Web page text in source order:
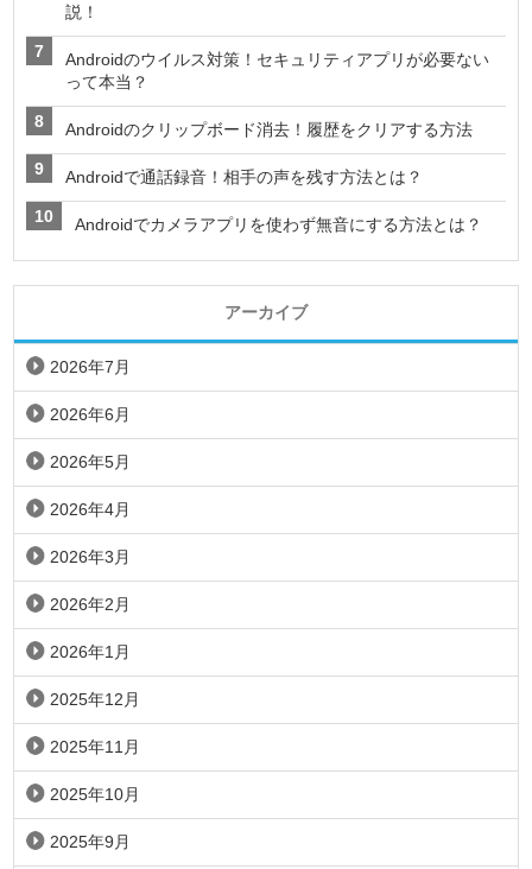
説！
Androidのウイルス対策！セキュリティアプリが必要ない
って本当？
Androidのクリップボード消去！履歴をクリアする方法
Androidで通話録音！相手の声を残す方法とは？
Androidでカメラアプリを使わず無音にする方法とは？
アーカイブ
2026年7月
2026年6月
2026年5月
2026年4月
2026年3月
2026年2月
2026年1月
2025年12月
2025年11月
2025年10月
2025年9月